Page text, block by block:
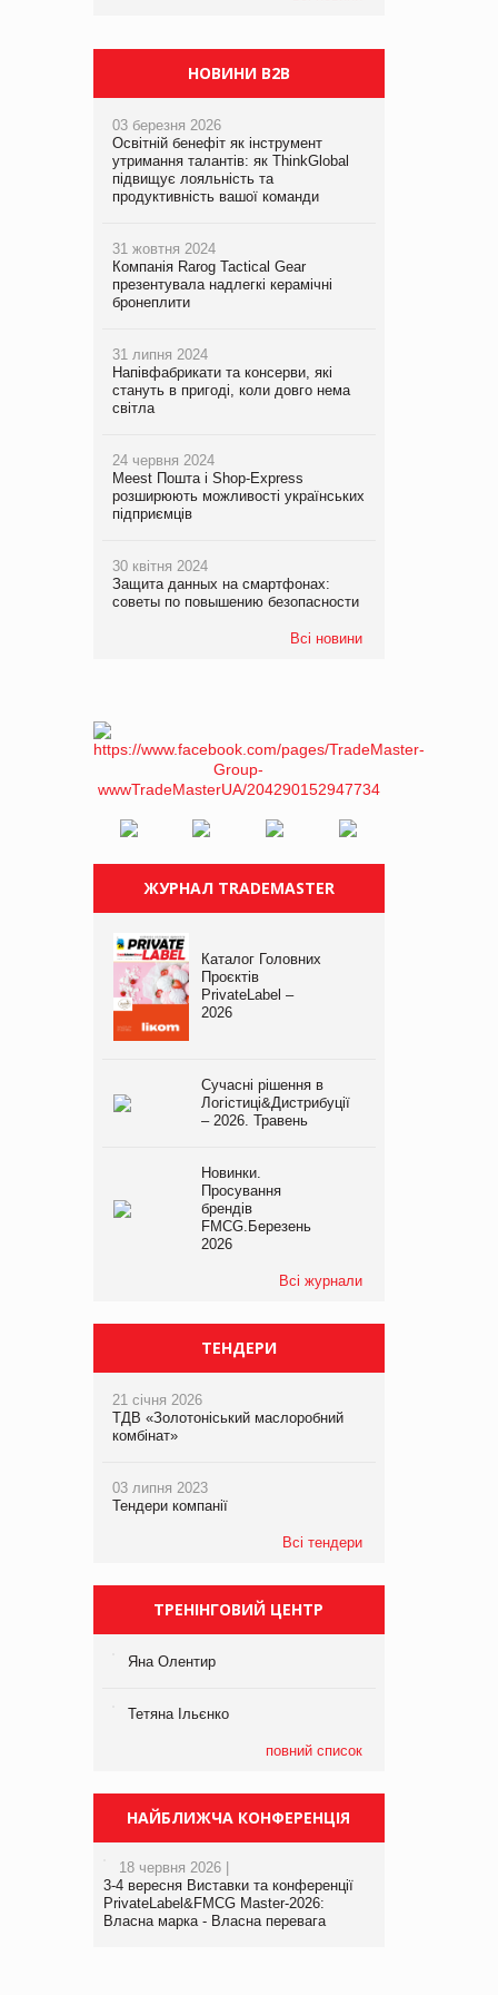
НОВИНИ B2B
03 березня 2026
Освітній бенефіт як інструмент
утримання талантів: як ThinkGlobal
підвищує лояльність та
продуктивність вашої команди
31 жовтня 2024
Компанія Rarog Tactical Gear
презентувала надлегкі керамічні
бронеплити
31 липня 2024
Напівфабрикати та консерви, які
стануть в пригоді, коли довго нема
світла
24 червня 2024
Meest Пошта і Shop-Express
розширюють можливості українських
підприємців
30 квітня 2024
Защита данных на смартфонах:
советы по повышению безопасности
Всі новини
ЖУРНАЛ TRADEMASTER
Каталог Головних
Проєктів
PrivateLabel –
2026
Сучасні рішення в
Логістиці&Дистрибуції
– 2026. Травень
Новинки.
Просування
брендів
FMCG.Березень
2026
Всі журнали
ТЕНДЕРИ
21 січня 2026
ТДВ «Золотоніський маслоробний
комбінат»
03 липня 2023
Тендери компанії
Всі тендери
ТРЕНІНГОВИЙ ЦЕНТР
Яна Олентир
Тетяна Ільєнко
повний список
НАЙБЛИЖЧА КОНФЕРЕНЦІЯ
18 червня 2026 |
3-4 вересня Виставки та конференції
PrivateLabel&FMCG Master-2026:
Власна марка - Власна перевага